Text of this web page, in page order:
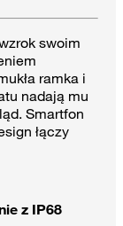
swoim
ramka i
nadają mu
Smartfon
łączy
z IP68